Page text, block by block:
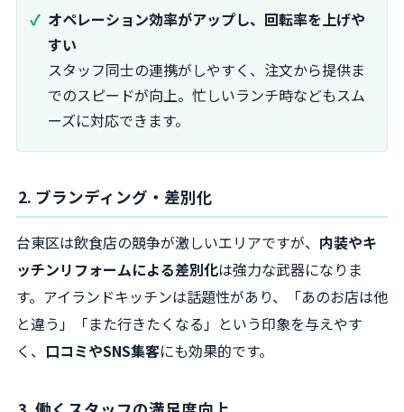
オペレーション効率がアップし、回転率を上げや
すい
スタッフ同士の連携がしやすく、注文から提供ま
でのスピードが向上。忙しいランチ時などもスム
ーズに対応できます。
2. ブランディング・差別化
台東区は飲食店の競争が激しいエリアですが、 内装やキ
ッチンリフォームによる差別化は強力な武器になりま
す。アイランドキッチンは話題性があり、「あのお店は他
と違う」「また行きたくなる」という印象を与えやす
く、 口コミやSNS集客にも効果的です。